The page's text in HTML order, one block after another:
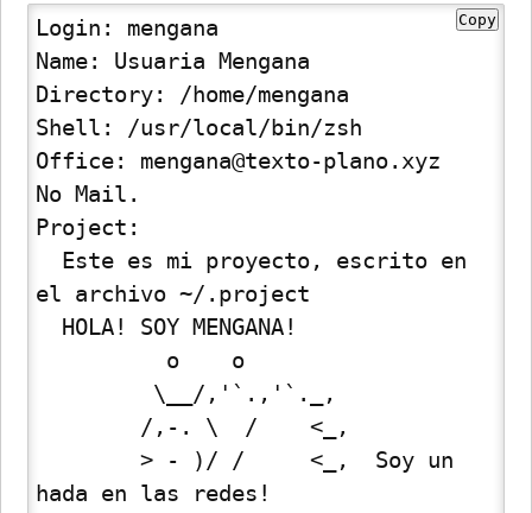
Login: mengana
Name: Usuaria Mengana
Directory: /home/mengana
Shell: /usr/local/bin/zsh
Office: mengana@texto-plano.xyz
No Mail.
Project:
el archivo ~/.project
hada en las redes!
Copy